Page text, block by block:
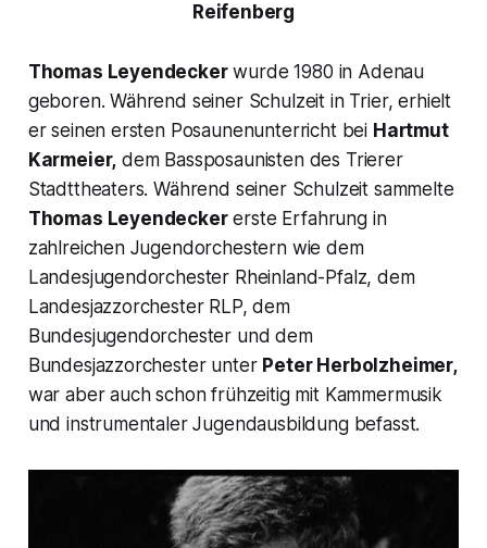
Reifenberg
Thomas Leyendeckerwurde 1980 in Adenau
geboren. Während seiner Schulzeit in Trier, erhielt
er seinen ersten Posaunenunterricht bei Hartmut
Karmeier, dem Bassposaunisten des Trierer
Stadttheaters. Während seiner Schulzeit sammelte
Thomas Leyendeckererste Erfahrung in
zahlreichen Jugendorchestern wie dem
Landesjugendorchester Rheinland-Pfalz, dem
Landesjazzorchester RLP, dem
Bundesjugendorchester und dem
Bundesjazzorchester unter Peter Herbolzheimer,
war aber auch schon frühzeitig mit Kammermusik
und instrumentaler Jugendausbildung befasst.